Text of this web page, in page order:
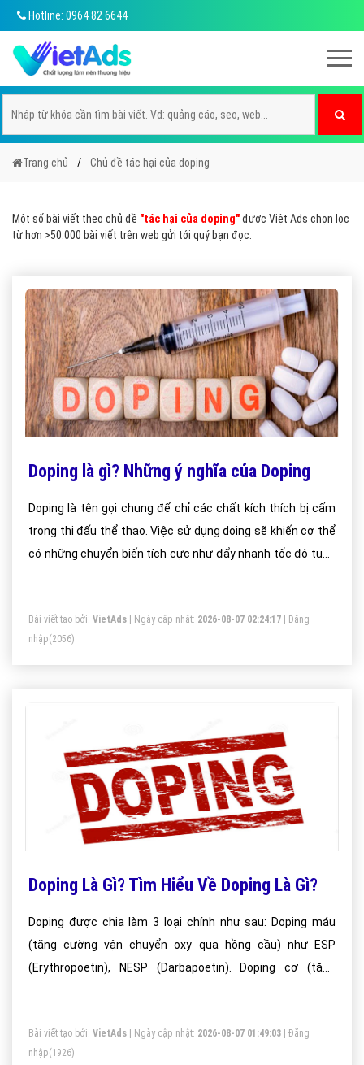
Hotline: 0964 82 6644
Trang chủ Chủ đề tác hại của doping
Một số bài viết theo chủ đề "tác hại của doping"được Việt Ads chọn lọc
từ hơn >50.000 bài viết trên web gửi tới quý bạn đọc.
Doping là gì? Những ý nghĩa của Doping
Doping là tên gọi chung để chỉ các chất kích thích bị cấm
trong thi đấu thể thao. Việc sử dụng doing sẽ khiến cơ thể
có những chuyển biến tích cực như đẩy nhanh tốc độ tuần
viên
Bài viết tạo bởi: VietAds | Ngày cập nhật: 2026-08-07 02:24:17
Đăng
nhập(2056)
Doping Là Gì? Tìm Hiểu Về Doping Là Gì?
Doping được chia làm 3 loại chính như sau: Doping máu
(tăng cường vận chuyển oxy qua hồng cầu) như ESP
(Erythropoetin), NESP (Darbapoetin). Doping cơ (tăng
tới hệ thần kinh).
Bài viết tạo bởi: VietAds | Ngày cập nhật: 2026-08-07 01:49:03
Đăng
nhập(1926)